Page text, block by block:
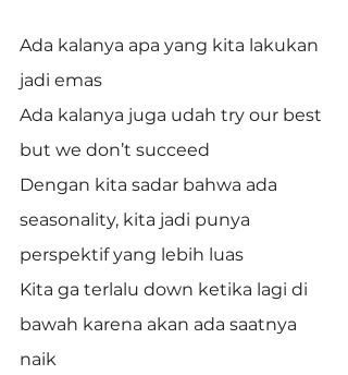
Ada kalanya apa yang kita lakukan
jadi emas
Ada kalanya juga udah try our best
but we don’t succeed
Dengan kita sadar bahwa ada
seasonality, kita jadi punya
perspektif yang lebih luas
Kita ga terlalu down ketika lagi di
bawah karena akan ada saatnya
naik